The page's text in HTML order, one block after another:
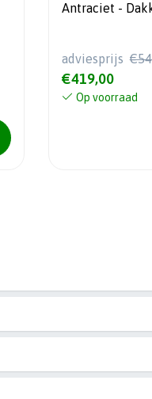
Antraciet -
adviesprijs
€419,00
Op voorraad